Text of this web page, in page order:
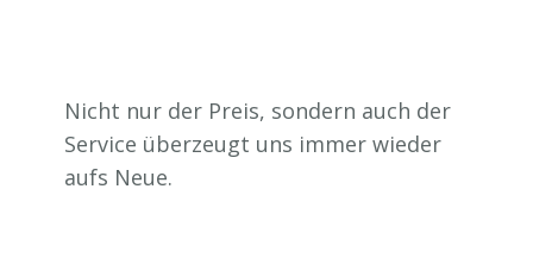
Nicht nur der Preis, sondern auch der
Service überzeugt uns immer wieder
aufs Neue.